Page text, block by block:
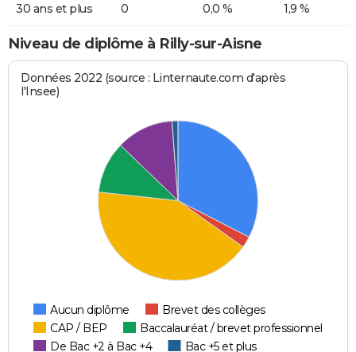
30 ans et plus 0 0,0 % 1,9 %
Niveau de diplôme à Rilly-sur-Aisne
Données 2022 (source : Linternaute.com d'après
l'Insee)
Aucun diplôme
Brevet des collèges
CAP / BEP
Baccalauréat / brevet professionnel
De Bac +2 à Bac +4
Bac +5 et plus